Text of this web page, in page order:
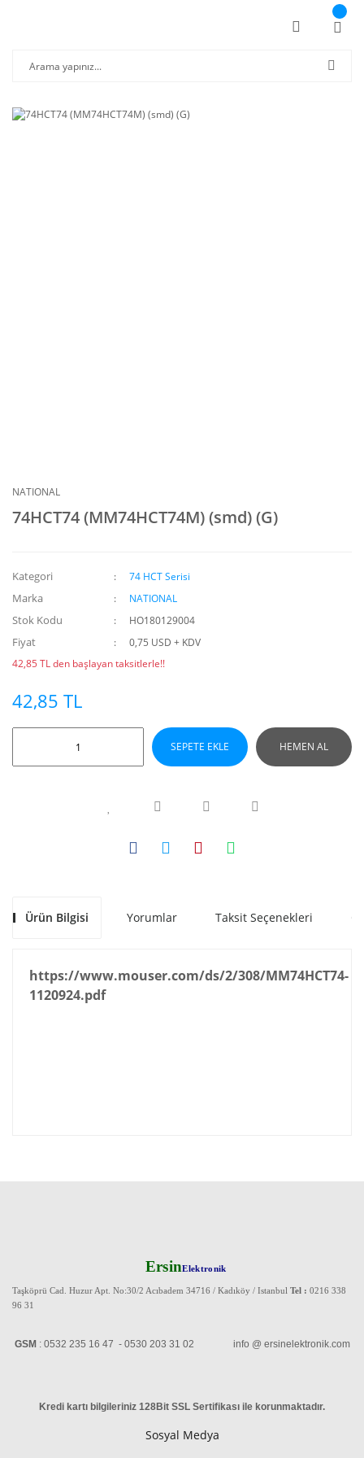
NATIONAL
74HCT74 (MM74HCT74M) (smd) (G)
Kategori 74 HCT Serisi
Marka NATIONAL
Stok Kodu HO180129004
Fiyat
0,75 USD + KDV
42,85 TL den başlayan taksitlerle!!
42,85 TL
SEPETE EKLE HEMEN AL
Ürün Bilgisi Yorumlar Taksit Seçenekleri
https://www.mouser.com/ds/2/308/MM74HCT74-
1120924.pdf
ErsinElektronik
Taşköprü Cad. Huzur Apt. No:30/2 Acıbadem 34716 / Kadıköy / Istanbul Tel : 0216 338
96 31
GSM : 0532 235 16 47 - 0530 203 31 02 info @ ersinelektronik.com
Kredi kartı bilgileriniz 128Bit SSL Sertifikası ile korunmaktadır.
Sosyal Medya